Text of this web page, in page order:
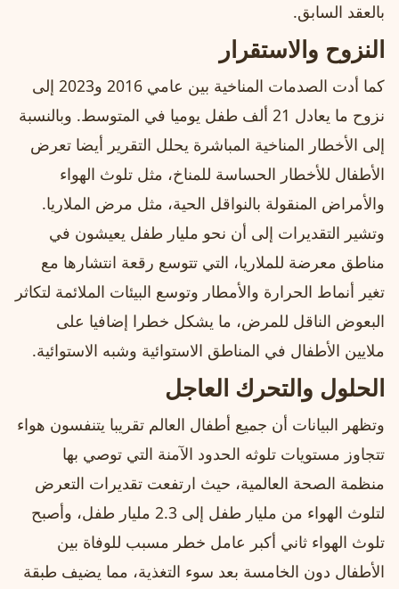
بالعقد السابق.
النزوح والاستقرار
كما أدت الصدمات المناخية بين عامي 2016 و2023 إلى
نزوح ما يعادل 21 ألف طفل يوميا في المتوسط. وبالنسبة
إلى الأخطار المناخية المباشرة يحلل التقرير أيضا تعرض
الأطفال للأخطار الحساسة للمناخ، مثل تلوث الهواء
والأمراض المنقولة بالنواقل الحية، مثل مرض الملاريا.
وتشير التقديرات إلى أن نحو مليار طفل يعيشون في
مناطق معرضة للملاريا، التي تتوسع رقعة انتشارها مع
تغير أنماط الحرارة والأمطار وتوسع البيئات الملائمة لتكاثر
البعوض الناقل للمرض، ما يشكل خطرا إضافيا على
ملايين الأطفال في المناطق الاستوائية وشبه الاستوائية.
الحلول والتحرك العاجل
وتظهر البيانات أن جميع أطفال العالم تقريبا يتنفسون هواء
تتجاوز مستويات تلوثه الحدود الآمنة التي توصي بها
منظمة الصحة العالمية، حيث ارتفعت تقديرات التعرض
لتلوث الهواء من مليار طفل إلى 2.3 مليار طفل، وأصبح
تلوث الهواء ثاني أكبر عامل خطر مسبب للوفاة بين
الأطفال دون الخامسة بعد سوء التغذية، مما يضيف طبقة